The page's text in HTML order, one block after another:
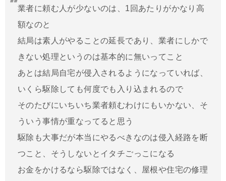
業者に頼む人が少ないのは、1回あたりがかなり高
額なのと
結局は素人がやることの延長であり、業者にしかで
きない処理というのは基本的に無いってこと
あとは結局自宅が侵入されるようになっていれば、
いくら駆除しても何度でも入り込まれるので
そのたびにいちいち業者頼むわけにもいかない、そ
ういう事情が重なってると思う
駆除も大事だが本当にやるべきなのは侵入経路を断
つこと、そうしないとイタチごっこになる
お金をかけるなら駆除ではなく、屋根や住宅の修理